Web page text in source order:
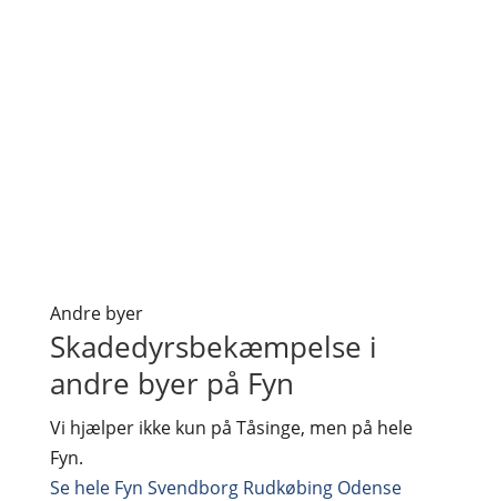
Andre byer
Skadedyrsbekæmpelse i
andre byer på Fyn
Vi hjælper ikke kun på Tåsinge, men på hele
Fyn.
Se hele Fyn Svendborg Rudkøbing Odense